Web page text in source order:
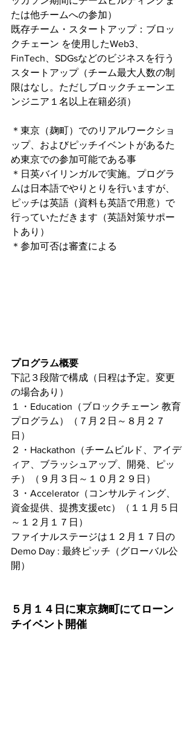
たは他チームへの参加）
既存チーム・スタートアップ：ブロッ
クチェーン を使用したWeb3、
FinTech、SDGsなどのビジネスを行う
スタートアップ（チーム最大人数の制
限はなし。ただしブロックチェーンエ
ンジニア１名以上在籍必須）
＊東京（麹町）でのリアルワークショ
ップ、およびピッチイベントがあるた
め東京での参加可能である事
＊日英バイリンガルで実施。プログラ
ムは日本語でやりとりを行いますが、
ピッチは英語（資料も英語で用意）で
行っていただきます（英語対策サポー
トあり）
＊参加可否は審査による
プログラム概要
下記３段階で構成（日程は予定。変更
の場合あり）
１・Education（ブロックチェーン 教育
プログラム）（７月２日～８月２７
日）
２・Hackathon（チームビルド、アイデ
ィア、ブラッシュアップ、開発、ピッ
チ）（９月３日～１０月２９日）
３・Accelerator（コンサルティング、
資金提供、提携支援etc）（１１月５日
～１２月１７日）
ファイナルステージは１２月１７日の
Demo Day : 最終ピッチ（グローバル公
開）
５月１４日に東京麹町にてローン
チイベント開催